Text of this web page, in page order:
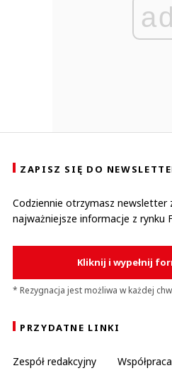
ad
ZAPISZ SIĘ DO
Codziennie otrzymasz newsletter
najważniejsze informacje z rynku
Kliknij i wypełnij
* Rezygnacja jest możliwa w każdej
PRZYDATNE LINKI
Zespół redakcyjny Współpraca